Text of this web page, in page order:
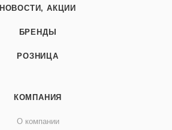
НОВОСТИ, АКЦИИ
БРЕНДЫ
РОЗНИЦА
КОМПАНИЯ
О компании